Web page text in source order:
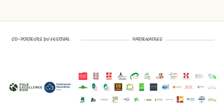
CO-PORTEURS DU FESTIVAL PARTENAIRES